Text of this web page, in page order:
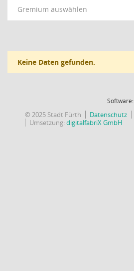
Gremium auswählen
Keine Daten gefunden.
Software:
© 2025 Stadt Fürth Datenschutz
Umsetzung:digitalfabriX GmbH